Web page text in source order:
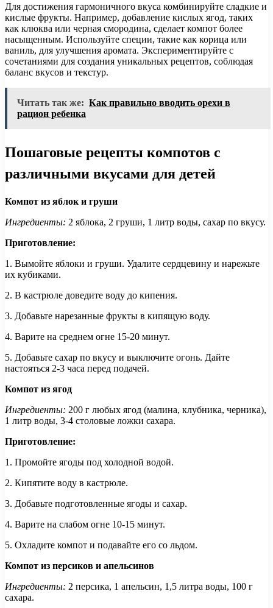
Для достижения гармоничного вкуса комбинируйте сладкие и
кислые фрукты. Например, добавление кислых ягод, таких
как клюква или черная смородина, сделает компот более
насыщенным. Используйте специи, такие как корица или
ваниль, для улучшения аромата. Экспериментируйте с
сочетаниями для создания уникальных рецептов, соблюдая
баланс вкусов и текстур.
Читать так же: Как правильно вводить орехи в
рацион ребенка
Пошаговые рецепты компотов с
различными вкусами для детей
Компот из яблок и груши
Ингредиенты: 2 яблока, 2 груши, 1 литр воды, сахар по вкусу.
Приготовление:
1. Вымойте яблоки и груши. Удалите сердцевину и нарежьте
их кубиками.
2. В кастрюле доведите воду до кипения.
3. Добавьте нарезанные фрукты в кипящую воду.
4. Варите на среднем огне 15-20 минут.
5. Добавьте сахар по вкусу и выключите огонь. Дайте
настояться 2-3 часа перед подачей.
Компот из ягод
Ингредиенты: 200 г любых ягод (малина, клубника, черника),
1 литр воды, 3-4 столовые ложки сахара.
Приготовление:
1. Промойте ягоды под холодной водой.
2. Кипятите воду в кастрюле.
3. Добавьте подготовленные ягоды и сахар.
4. Варите на слабом огне 10-15 минут.
5. Охладите компот и подавайте его со льдом.
Компот из персиков и апельсинов
Ингредиенты: 2 персика, 1 апельсин, 1,5 литра воды, 100 г
сахара.